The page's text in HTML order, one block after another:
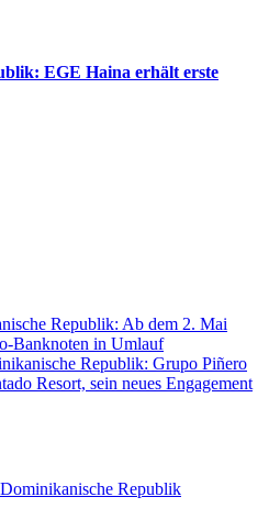
EGE Haina erhält erste
Republik: Ab dem 2. Mai
Banknoten in Umlauf
Republik: Grupo Piñero
Resort, sein neues Engagement